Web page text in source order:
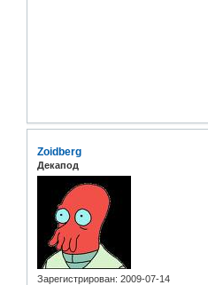
Zoidberg
Декапод
Зарегистрирован: 2009-07-14